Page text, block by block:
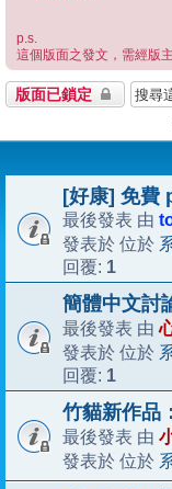
p.s.
這個版面之發文，需經版主
版面已鎖定
[好康] 免費
最後發表 由
發表於 位於
回覆: 1
簡體中文討
最後發表 由
發表於 位於
回覆: 1
竹貓新作品
最後發表 由
發表於 位於